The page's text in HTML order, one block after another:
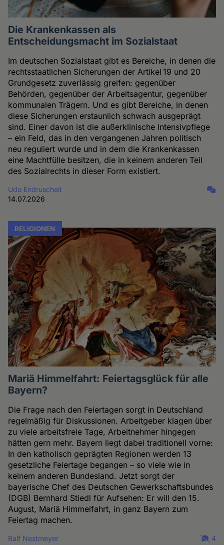
Die Krankenkassen als
Entscheidungsmacht im Sozialstaat
Im deutschen Sozialstaat gibt es Bereiche, in denen die
rechtsstaatlichen Sicherungen der Artikel 19 und 20
Grundgesetz zuverlässig greifen: gegenüber
Behörden, gegenüber der Arbeitsagentur, gegenüber
kommunalen Trägern. Und es gibt Bereiche, in denen
diese Sicherungen erstaunlich schwach ausgeprägt
sind. Einer davon ist die außerklinische Intensivpflege
– ein Feld, das in den vergangenen Jahren politisch
neu reguliert wurde und in dem die Krankenkassen
eine Machtfülle besitzen, die in keinem anderen Teil
des Sozialrechts in dieser Form existiert.
Udo Endruscheit
14.07.2026
RELIGIONEN
Mariä Himmelfahrt: Feiertagsglück für alle
Bayern?
Die Frage nach den Feiertagen sorgt in Deutschland
regelmäßig für Diskussionen. Arbeitgeber klagen über
zu viele arbeitsfreie Tage, Arbeitnehmer hingegen
hätten gern mehr. Bayern liegt dabei traditionell vorne:
In den katholisch geprägten Regionen werden 13
gesetzliche Feiertage begangen – so viele wie in
keinem anderen Bundesland. Jetzt sorgt der
bayerische Chef des Deutschen Gewerkschaftsbundes
(DGB) Bernhard Stiedl für Aufsehen: Er will den 15.
August, Mariä Himmelfahrt, in ganz Bayern zum
Feiertag machen.
Ralf Nestmeyer
4